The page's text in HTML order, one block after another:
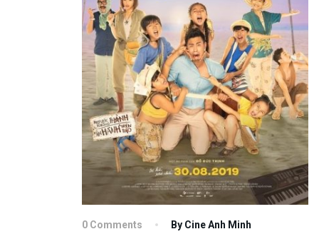
0 Comments By Cine Anh Minh